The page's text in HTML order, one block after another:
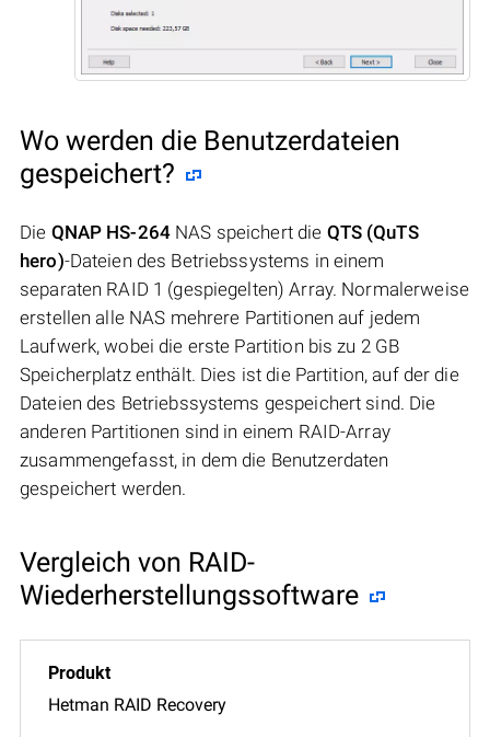
Wo werden die Benutzerdateien
gespeichert?
Die QNAP HS-264 NAS speichert die QTS (QuTS
hero)-Dateien des Betriebssystems in einem
separaten RAID 1 (gespiegelten) Array. Normalerweise
erstellen alle NAS mehrere Partitionen auf jedem
Laufwerk, wobei die erste Partition bis zu 2 GB
Speicherplatz enthält. Dies ist die Partition, auf der die
Dateien des Betriebssystems gespeichert sind. Die
anderen Partitionen sind in einem RAID-Array
zusammengefasst, in dem die Benutzerdaten
gespeichert werden.
Vergleich von RAID-
Wiederherstellungssoftware
Hetman RAID Recovery